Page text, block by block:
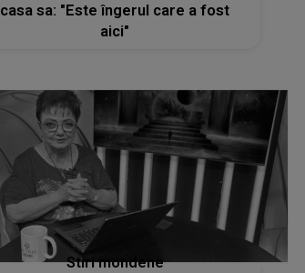
casa sa: "Este îngerul care a fost
aici"
Stiri mondene